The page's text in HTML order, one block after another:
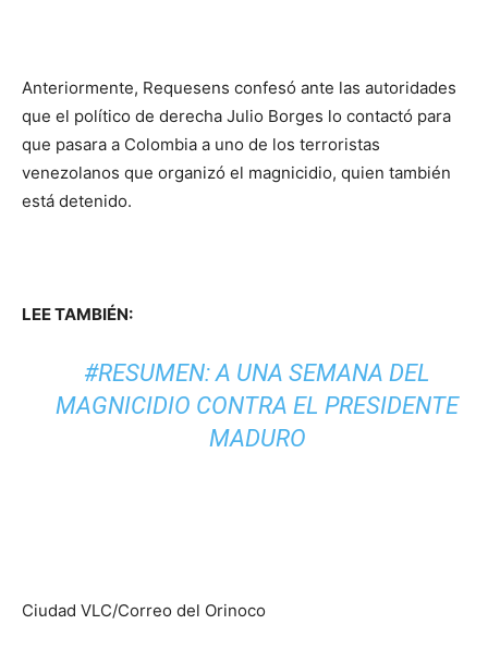
Anteriormente, Requesens confesó ante las autoridades
que el político de derecha Julio Borges lo contactó para
que pasara a Colombia a uno de los terroristas
venezolanos que organizó el magnicidio, quien también
está detenido.
LEE TAMBIÉN:
#RESUMEN: A UNA SEMANA DEL
MAGNICIDIO CONTRA EL PRESIDENTE
MADURO
Ciudad VLC/Correo del Orinoco